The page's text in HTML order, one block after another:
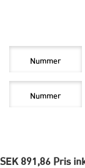
SEK 891,86 Pris